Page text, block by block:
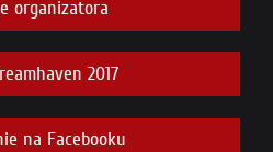
organizatora
2017
na Facebooku